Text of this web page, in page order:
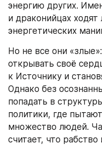
энергию других.
и драконийцах ходят
энергетических
Но не все они
открывать своё
к Источнику и
Однако без
попадать в
политики, где
множество людей.
считает, что